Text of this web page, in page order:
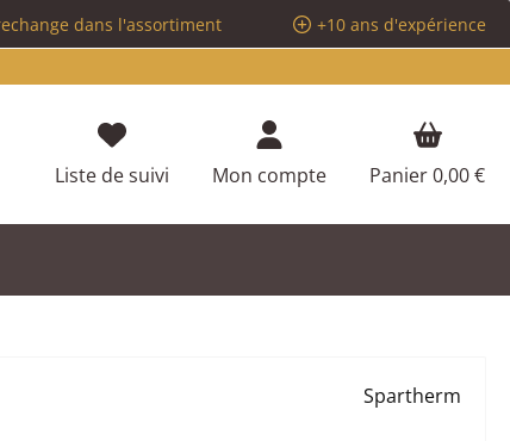
dans l'assortiment
+10 ans d'expérience
Liste de suivi Vous avez 0 articles dans votre liste
Mon compte Panier0,00 €
Spartherm